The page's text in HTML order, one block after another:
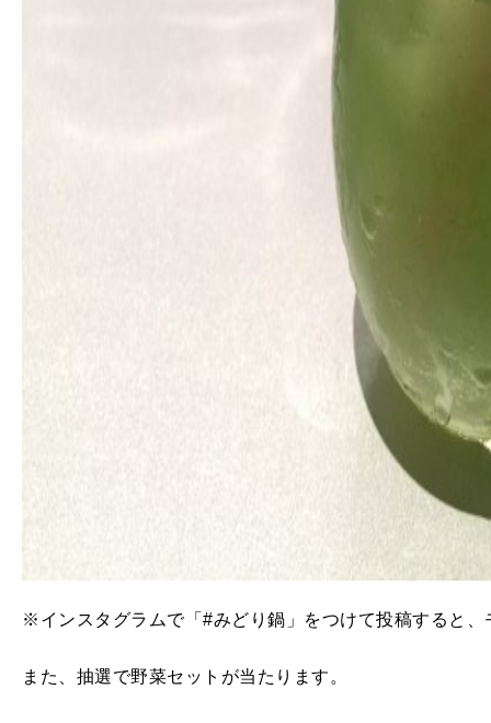
※インスタグラムで「#みどり鍋」をつけて投稿すると
また、抽選で野菜セットが当たります。